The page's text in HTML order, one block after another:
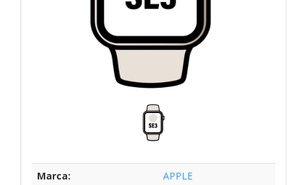
Marca:
APPLE